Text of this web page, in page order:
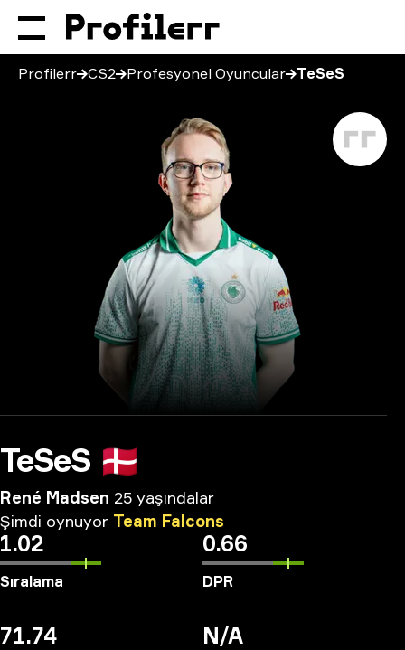
Profilerr CS2 Profesyonel Oyuncular TeSeS
TeSeS 🇩🇰
René Madsen 25 yaşındalar
Şimdi oynuyor Team Falcons
1.02
Sıralama
0.66
DPR
71.74 N/A